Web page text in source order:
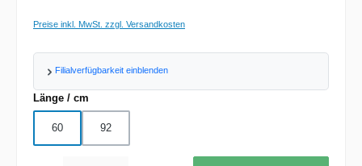
Preise inkl. MwSt. zzgl. Versandkosten
Filialverfügbarkeit einblenden
Länge / cm
60 92